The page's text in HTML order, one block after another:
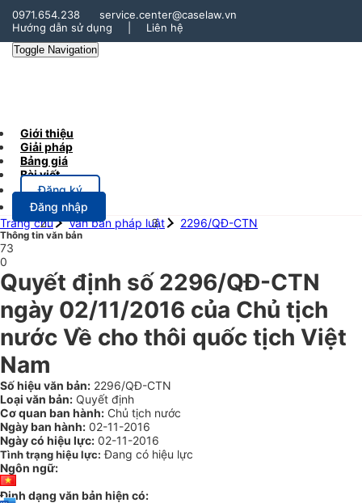
0971.654.238
service.center@caselaw.vn
Hướng dẫn sử dụng
Liên hệ
Toggle Navigation
Giới thiệu
Giải pháp
Bảng giá
Bài viết
Đăng ký
Đăng nhập
Trang chủ
Văn bản pháp luật 2296/QĐ-CTN
Thông tin văn bản
73
0
Quyết định số 2296/QĐ-CTN
ngày 02/11/2016 của Chủ tịch
nước Về cho thôi quốc tịch Việt
Nam
Số hiệu văn bản: 2296/QĐ-CTN
Loại văn bản: Quyết định
Cơ quan ban hành: Chủ tịch nước
Ngày ban hành: 02-11-2016
Ngày có hiệu lực: 02-11-2016
Tình trạng hiệu lực: Đang có hiệu lực
Ngôn ngữ:
Định dạng văn bản hiện có: